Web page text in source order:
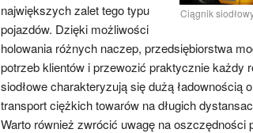
Ciągnik
największych zalet tego typu
pojazdów. Dzięki możliwości
holowania różnych naczep, przedsiębiorstwa
potrzeb klientów i przewozić praktycznie każdy
siodłowe charakteryzują się dużą ładownością
transport ciężkich towarów na długich
Warto również zwrócić uwagę na oszczędności